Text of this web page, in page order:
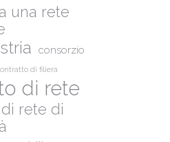
una rete
consorzio
di filiera
di rete
rete di